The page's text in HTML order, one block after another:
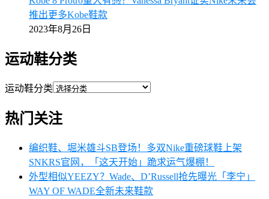
推出更多Kobe鞋款
2023年8月26日
运动鞋分类
运动鞋分类
热门关注
编织鞋、堀米雄斗SB登场！多双Nike重磅球鞋上架
SNKRS官网，「这天开始」跪求运气爆棚！
外型相似YEEZY？Wade、D’Russell抢先曝光「李宁」
WAY OF WADE全新未来鞋款